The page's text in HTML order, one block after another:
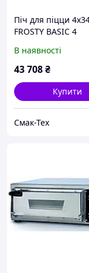
Піч для піцци
FROSTY BASIC 4
В наявності
43 708₴
Купити
Смак-Тех